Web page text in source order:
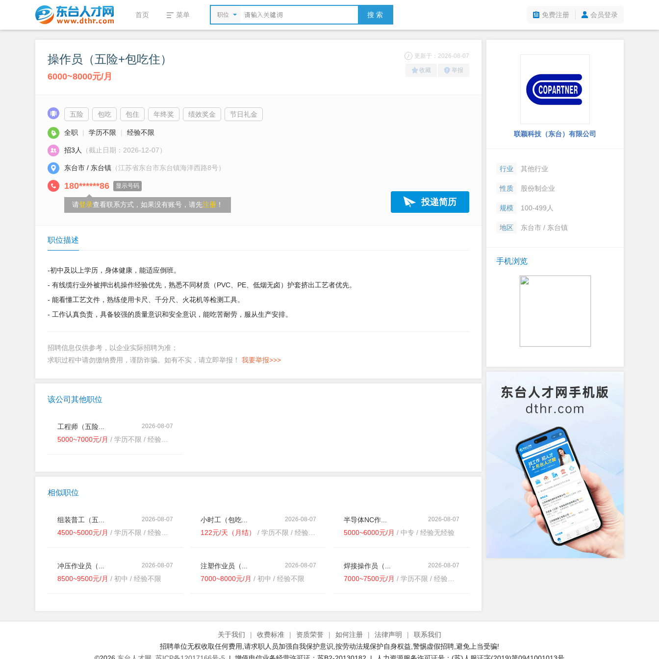
首页 菜单 职位 搜 索 免费注册 会员登录
操作员（五险+包吃住）
6000~8000元/月
更新于：2026-08-07
收藏 举报
五险 包吃 包住 年终奖 绩效奖金 节日礼金
全职 | 学历不限 | 经验不限
招3人 （截止日期：2026-12-07）
东台市 / 东台镇 （江苏省东台市东台镇海洋西路8号）
180******86 显示号码
请登录查看联系方式，如果没有账号，请先注册 ！ 投递简历
职位描述
-初中及以上学历，身体健康，能适应倒班。
- 有线缆行业外被押出机操作经验优先，熟悉不同材质（PVC、PE、低烟无卤）护套挤出工艺者优先。
- 能看懂工艺文件，熟练使用卡尺、千分尺、火花机等检测工具。
- 工作认真负责，具备较强的质量意识和安全意识，能吃苦耐劳，服从生产安排。
招聘信息仅供参考，以企业实际招聘为准；
求职过程中请勿缴纳费用，谨防诈骗。如有不实，请立即举报！ 我要举报>>>
该公司其他职位
2026-08-07
工程师（五险...
5000~7000元/月 / 学历不限 / 经验不限
相似职位
2026-08-07
组装普工（五...
4500~5000元/月 / 学历不限 / 经验不限
2026-08-07
小时工（包吃...
122元/天（月结）
/ 学历不限 / 经验不限
2026-08-07
半导体NC作...
5000~6000元/月 / 中专 / 经验无经验
2026-08-07
冲压作业员（...
8500~9500元/月 / 初中 / 经验不限
2026-08-07
注塑作业员（...
7000~8000元/月 / 初中 / 经验不限
2026-08-07
焊接操作员（...
7000~7500元/月 / 学历不限 / 经验不限
联颖科技（东台）有限公司
行业 其他行业
性质 股份制企业
规模 100-499人
地区 东台市 / 东台镇
手机浏览
关于我们 | 收费标准 | 资质荣誉 | 如何注册 | 法律声明 |
联系我们
招聘单位无权收取任何费用,请求职人员加强自我保护意识,按劳动法规保护自身权益,警惕虚假招聘,避免上当受骗!